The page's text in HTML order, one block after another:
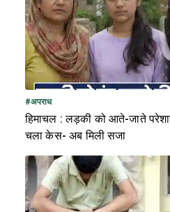
#अपराध
हिमाचल : लड़की को आते-जाते
चला केस- अब मिली सजा